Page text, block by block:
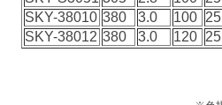
SKY-38010 380 3.0 100
SKY-38012 380 3.0 120